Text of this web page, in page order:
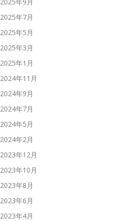
2025年7月
2025年5月
2025年3月
2025年1月
2024年11月
2024年9月
2024年7月
2024年5月
2024年2月
2023年12月
2023年10月
2023年8月
2023年6月
2023年4月